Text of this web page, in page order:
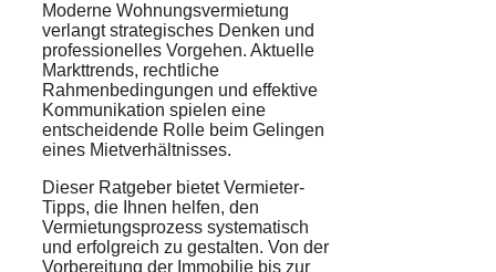
Moderne Wohnungsvermietung
verlangt strategisches Denken und
professionelles Vorgehen. Aktuelle
Markttrends, rechtliche
Rahmenbedingungen und effektive
Kommunikation spielen eine
entscheidende Rolle beim Gelingen
eines Mietverhältnisses.
Dieser Ratgeber bietet Vermieter-
Tipps, die Ihnen helfen, den
Vermietungsprozess systematisch
und erfolgreich zu gestalten. Von der
Vorbereitung der Immobilie bis zur